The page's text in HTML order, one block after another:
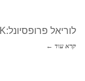
לוריאל פרופסיונל:KERATIN ALPHA SLEEK
קרא עוד ←